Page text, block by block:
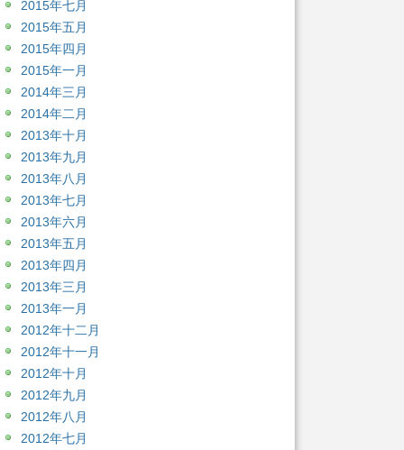
2015年七月
2015年五月
2015年四月
2015年一月
2014年三月
2014年二月
2013年十月
2013年九月
2013年八月
2013年七月
2013年六月
2013年五月
2013年四月
2013年三月
2013年一月
2012年十二月
2012年十一月
2012年十月
2012年九月
2012年八月
2012年七月